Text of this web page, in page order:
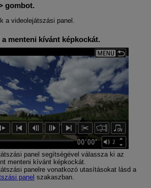
gombot.
a videolejátszási panel.
a menteni kívánt képkockát.
panel segítségével válassza ki az
menteni kívánt képkockát.
panelre vonatkozó utasításokat lásd a
panel szakaszban.